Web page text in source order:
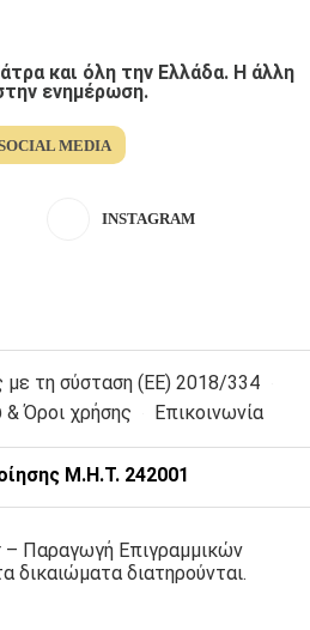
και όλη την Ελλάδα. Η άλλη
ενημέρωση.
MEDIA
INSTAGRAM
τη σύσταση (ΕΕ) 2018/334
& Όροι χρήσης
Επικοινωνία
Μ.Η.Τ. 242001
– Παραγωγή Επιγραμμικών
δικαιώματα διατηρούνται.